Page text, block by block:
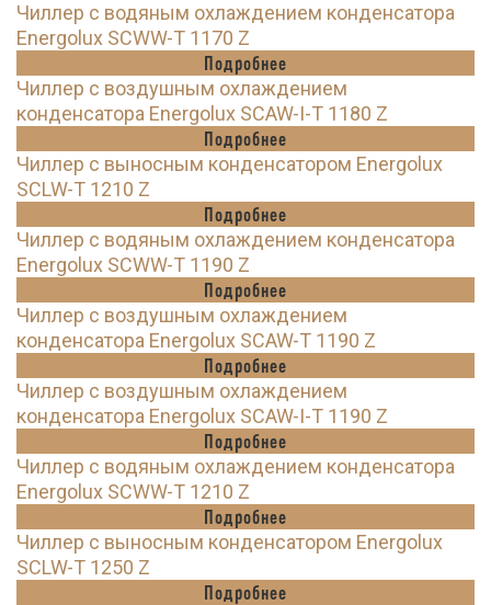
Чиллер с водяным охлаждением конденсатора
Energolux SCWW-T 1170 Z
Подробнее
Чиллер с воздушным охлаждением
конденсатора Energolux SCAW-I-T 1180 Z
Подробнее
Чиллер с выносным конденсатором Energolux
SCLW-T 1210 Z
Подробнее
Чиллер с водяным охлаждением конденсатора
Energolux SCWW-T 1190 Z
Подробнее
Чиллер с воздушным охлаждением
конденсатора Energolux SCAW-T 1190 Z
Подробнее
Чиллер с воздушным охлаждением
конденсатора Energolux SCAW-I-T 1190 Z
Подробнее
Чиллер с водяным охлаждением конденсатора
Energolux SCWW-T 1210 Z
Подробнее
Чиллер с выносным конденсатором Energolux
SCLW-T 1250 Z
Подробнее